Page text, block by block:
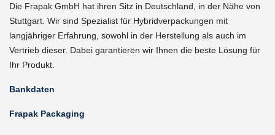
Die Frapak GmbH hat ihren Sitz in Deutschland, in der Nähe von
Stuttgart. Wir sind Spezialist für Hybridverpackungen mit
langjähriger Erfahrung, sowohl in der Herstellung als auch im
Vertrieb dieser. Dabei garantieren wir Ihnen die beste Lösung für
Ihr Produkt.
Bankdaten
Frapak Packaging